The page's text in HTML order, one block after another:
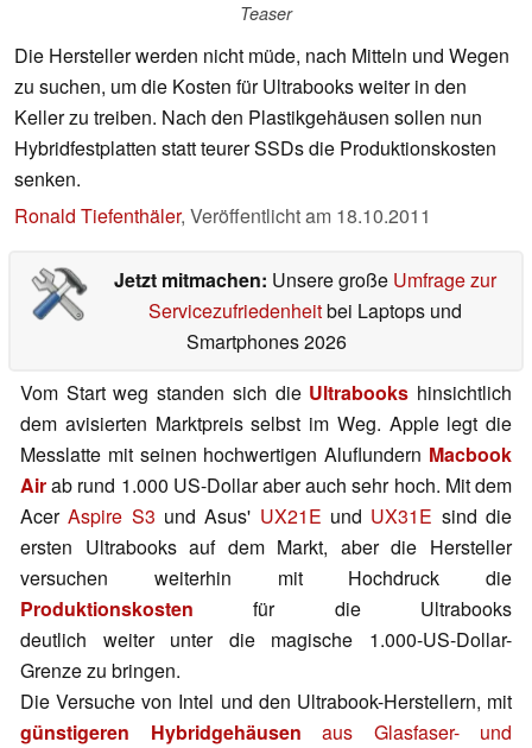
Teaser
Die Hersteller werden nicht müde, nach Mitteln und Wegen
zu suchen, um die Kosten für Ultrabooks weiter in den
Keller zu treiben. Nach den Plastikgehäusen sollen nun
Hybridfestplatten statt teurer SSDs die Produktionskosten
senken.
Ronald Tiefenthäler, Veröffentlicht am 18.10.2011
Jetzt mitmachen: Unsere große Umfrage zur
Servicezufriedenheitbei Laptops und
Smartphones 2026
Vom Start weg standen sich die Ultrabooks hinsichtlich
dem avisierten Marktpreis selbst im Weg. Apple legt die
Messlatte mit seinen hochwertigen Aluflundern Macbook
Airab rund 1.000 US-Dollar aber auch sehr hoch. Mit dem
AcerAspire S3 und Asus' UX21E und UX31E sind die
ersten Ultrabooks auf dem Markt, aber die Hersteller
versuchen weiterhin mit Hochdruck die
Produktionskosten für die Ultrabooks
deutlich weiter unter die magische 1.000-US-Dollar-
Grenze zu bringen.
Die Versuche von Intel und den Ultrabook-Herstellern, mit
günstigeren Hybridgehäusen aus Glasfaser- und